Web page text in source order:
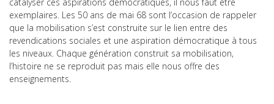
exemplaires. Les 50 ans de mai 68 sont l’occasion de rappeler
que la mobilisation s’est construite sur le lien entre des
revendications sociales et une aspiration démocratique à tous
les niveaux. Chaque génération construit sa mobilisation,
l’histoire ne se reproduit pas mais elle nous offre des
enseignements.